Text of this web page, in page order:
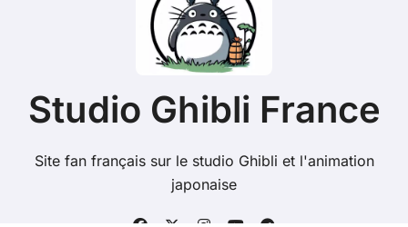
Studio Ghibli France
Site fan français sur le studio Ghibli et l'animation
japonaise